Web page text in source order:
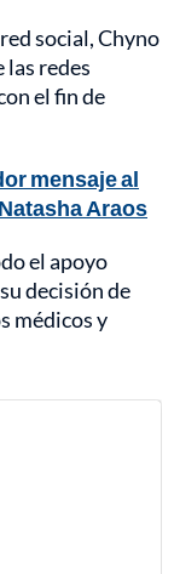
social, Chyno
redes
el fin de
mensaje al
Araos
el apoyo
decisión de
médicos y